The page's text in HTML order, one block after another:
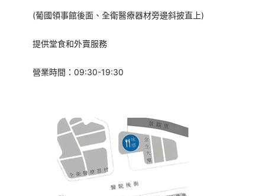
(葡國領事館後面、全衛醫療器材旁邊斜披直上)
提供堂食和外賣服務
營業時間：09:30-19:30